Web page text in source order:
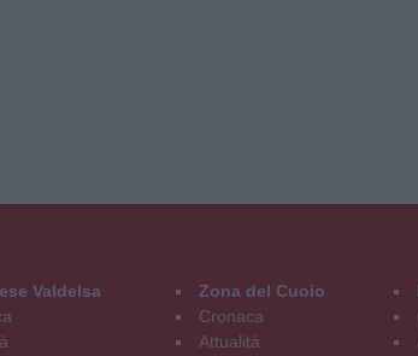
Valdelsa
Zona del Cuoio
Cronaca
Attualità